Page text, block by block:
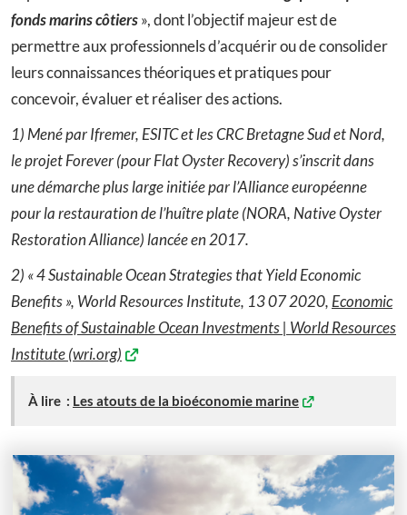
fonds marins côtiers», dont l’objectif majeur est de
permettre aux professionnels d’acquérir ou de consolider
leurs connaissances théoriques et pratiques pour
concevoir, évaluer et réaliser des actions.
1) Mené par Ifremer, ESITC et les CRC Bretagne Sud et Nord,
le projet Forever (pour Flat Oyster Recovery) s’inscrit dans
une démarche plus large initiée par l’Alliance européenne
pour la restauration de l’huître plate (NORA, Native Oyster
Restoration Alliance) lancée en 2017.
2) « 4 Sustainable Ocean Strategies that Yield Economic
Benefits », World Resources Institute, 13 07 2020, Economic
Benefits of Sustainable Ocean Investments | World Resources
Institute (wri.org)
À lire : Les atouts de la bioéconomie marine